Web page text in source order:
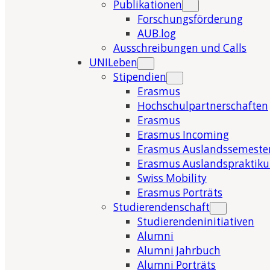
Publikationen
Forschungsförderung
AUB.log
Ausschreibungen und Calls
UNILeben
Stipendien
Erasmus
Hochschulpartnerschaften
Erasmus
Erasmus Incoming
Erasmus
Erasmus
Swiss Mobility
Erasmus Porträts
Studierendenschaft
Studierendeninitiativen
Alumni
Alumni Jahrbuch
Alumni Porträts